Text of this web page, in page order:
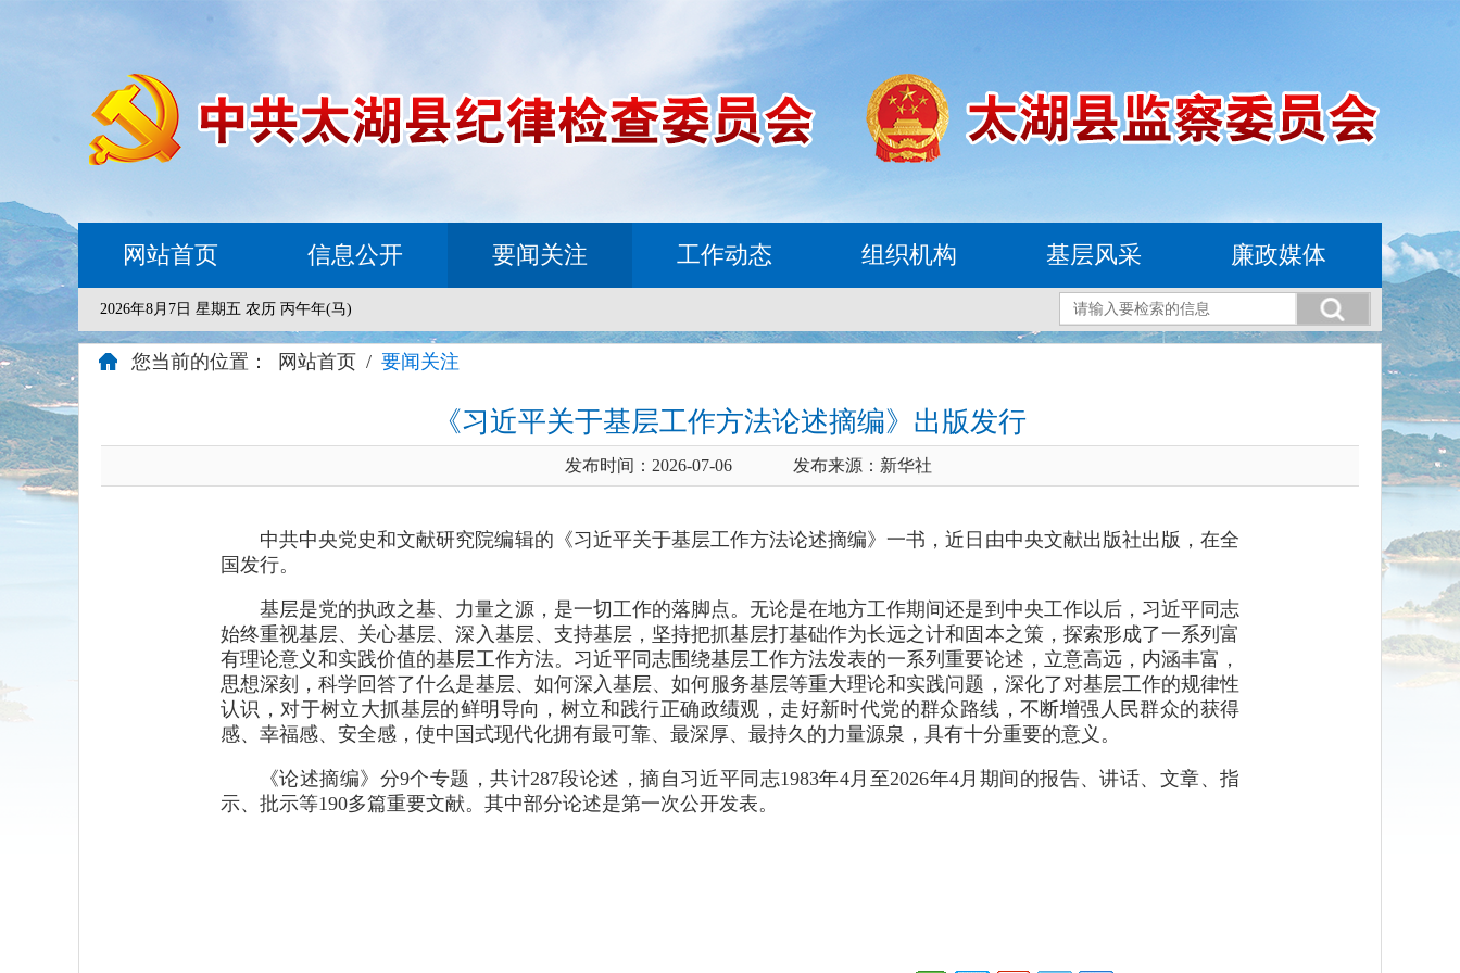
网站首页 信息公开 要闻关注 工作动态 组织机构 基层风采 廉政媒体
2026年8月7日 星期五 农历 丙午年(马)
您当前的位置： 网站首页 / 要闻关注
《习近平关于基层工作方法论述摘编》出版发行
发布时间：2026-07-06 发布来源：新华社
中共中央党史和文献研究院编辑的《习近平关于基层工作方法论述摘编》一书，近日由中央文献出版社出版，在全
国发行。
基层是党的执政之基、力量之源，是一切工作的落脚点。无论是在地方工作期间还是到中央工作以后，习近平同志
始终重视基层、关心基层、深入基层、支持基层，坚持把抓基层打基础作为长远之计和固本之策，探索形成了一系列富
有理论意义和实践价值的基层工作方法。习近平同志围绕基层工作方法发表的一系列重要论述，立意高远，内涵丰富，
思想深刻，科学回答了什么是基层、如何深入基层、如何服务基层等重大理论和实践问题，深化了对基层工作的规律性
认识，对于树立大抓基层的鲜明导向，树立和践行正确政绩观，走好新时代党的群众路线，不断增强人民群众的获得
感、幸福感、安全感，使中国式现代化拥有最可靠、最深厚、最持久的力量源泉，具有十分重要的意义。
《论述摘编》分9个专题，共计287段论述，摘自习近平同志1983年4月至2026年4月期间的报告、讲话、文章、指
示、批示等190多篇重要文献。其中部分论述是第一次公开发表。